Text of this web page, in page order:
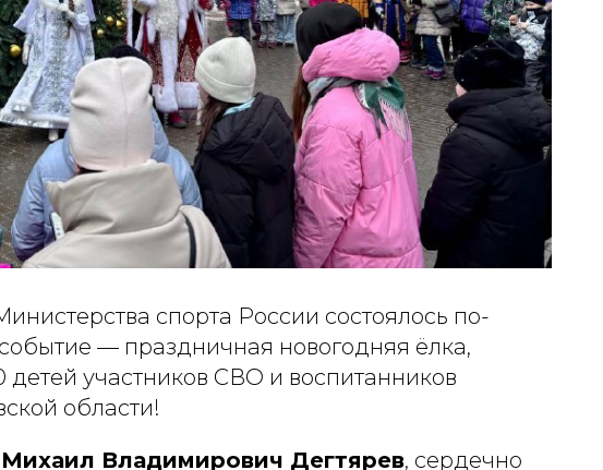
спорта России состоялось по-
— праздничная новогодняя ёлка,
участников СВО и воспитанников
области!
Михаил Владимирович Дегтярев, сердечно